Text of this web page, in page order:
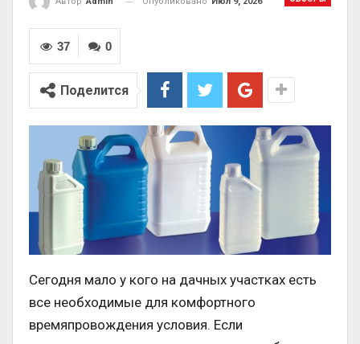
0
37
Поделится
Сегодня мало у кого на дачных участках есть
все необходимые для комфортного
времяпровождения условия. Если